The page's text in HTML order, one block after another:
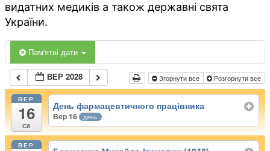
видатних медиків а також державні свята
України.
Пам'ятні дати
ВЕР 2028 Згорнути все Розгорнути все
ВЕР
16
Сб
День фармацевтичного працівника
Вер 16 день
ВЕР